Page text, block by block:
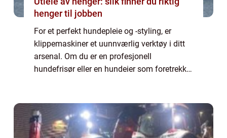
henger til jobben
For et perfekt hundepleie og -styling, er
klippemaskiner et uunnværlig verktøy i ditt
arsenal. Om du er en profesjonell
hundefrisør eller en hundeier som foretrekker